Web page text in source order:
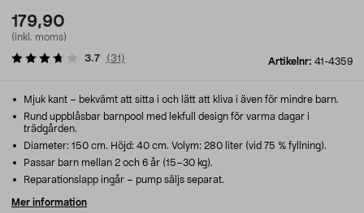
179,90
(inkl. moms)
Artikelnr: 41-4359
3.7 (31 )
Mjuk kant – bekvämt att sitta i och lätt att kliva i även för mindre barn.
Rund uppblåsbar barnpool med lekfull design för varma dagar i
trädgården.
Diameter: 150 cm. Höjd: 40 cm. Volym: 280 liter (vid 75 % fyllning).
Passar barn mellan 2 och 6 år (15–30 kg).
Reparationslapp ingår – pump säljs separat.
Mer information